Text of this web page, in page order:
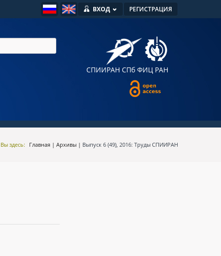
РЕГИСТРАЦИЯ
ВХОД
СПИИРАН СПб ФИЦ РАН
Вы здесь: Главная | Архивы | Выпуск 6 (49), 2016: Труды СПИИРАН